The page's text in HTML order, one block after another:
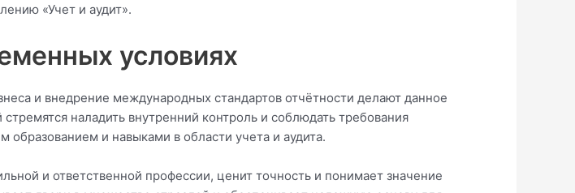
«Учет и аудит».
условиях
и внедрение международных стандартов отчётности делают данное
наладить внутренний контроль и соблюдать требования
образованием и навыками в области учета и аудита.
и ответственной профессии, ценит точность и понимает значение